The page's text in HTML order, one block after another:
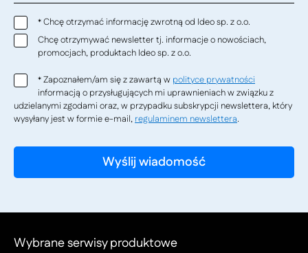
*Chcę otrzymać informację zwrotną od Ideo sp. z o.o.
Chcę otrzymywać newsletter tj. informacje o nowościach,
promocjach, produktach Ideo sp. z o.o.
*Zapoznałem/am się z zawartą w polityce prywatności
informacją o przysługujących mi uprawnieniach w związku z
udzielanymi zgodami oraz, w przypadku subskrypcji newslettera, który
wysyłany jest w formie e-mail, regulaminem newslettera.
Wybrane serwisy produktowe